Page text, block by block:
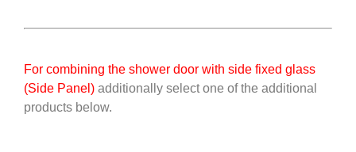
For combining the shower door with side fixed glass
(Side Panel) additionally select one of the additional
products below.